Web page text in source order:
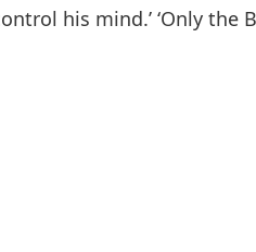
his mind.’ ‘Only the